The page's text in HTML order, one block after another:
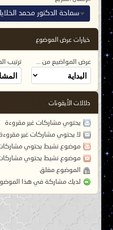
سماحة الدكتور محمد
خيارات عرض الموضوع
عرض المواضيع من ... ترتيب
دلالات الأيقونات
يحتوي مشاركات غير مقروءة
لا يحتوي مشاركات غير مقروءة
موضوع نشيط يحتوي
موضوع نشيط يحتوي
الموضوع مغلق
لديك مشاركة في هذا